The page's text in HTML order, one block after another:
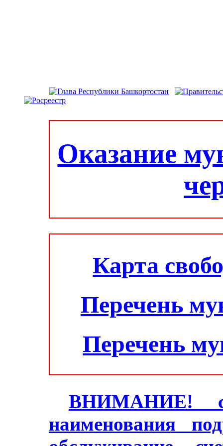
Оказание
Карта
Перечень
Перечень
ВНИМАНИЕ! с
наименования